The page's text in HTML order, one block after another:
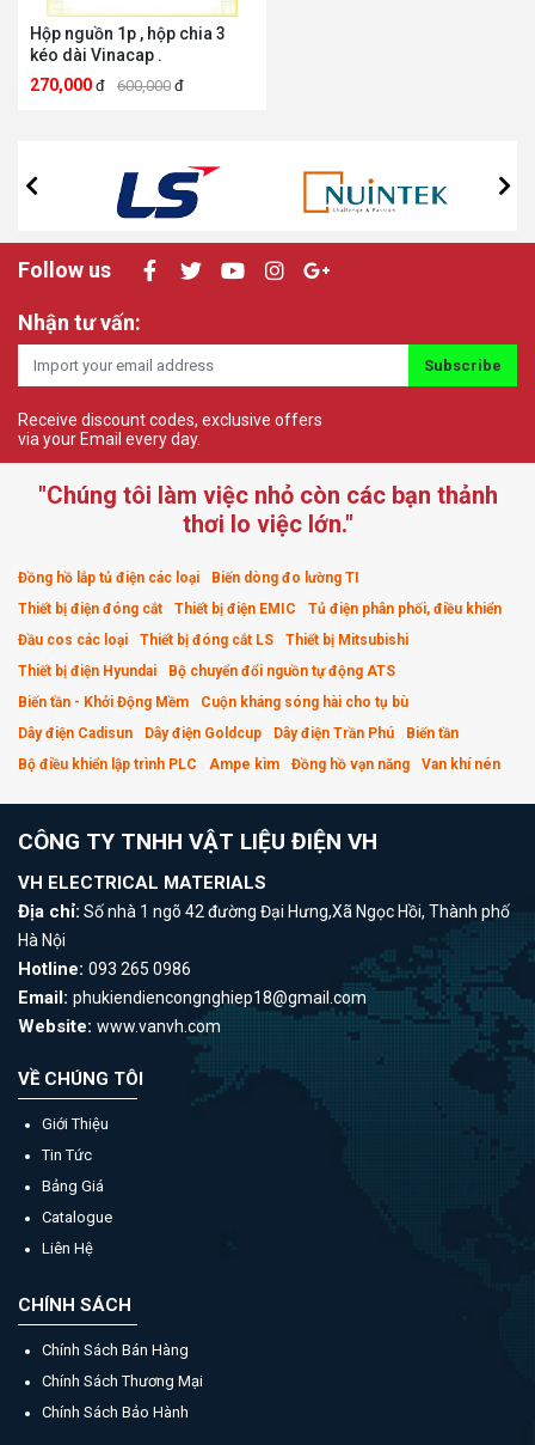
Hộp nguồn 1p , hộp chia 3
kéo dài Vinacap .
270,000 đ 600,000 đ
Follow us
Nhận tư vấn:
Subscribe
Receive discount codes, exclusive offers
via your Email every day.
"Chúng tôi làm việc nhỏ còn các bạn thảnh
thơi lo việc lớn."
Đồng hồ lắp tủ điện các loại
Biến dòng đo lường TI
Thiết bị điện đóng cắt
Thiết bị điện EMIC
Tủ điện phân phối, điều khiển
Đầu cos các loại
Thiết bị đóng cắt LS
Thiết bị Mitsubishi
Thiết bị điện Hyundai
Bộ chuyển đổi nguồn tự động ATS
Biến tần - Khởi Động Mềm
Cuộn kháng sóng hài cho tụ bù
Dây điện Cadisun
Dây điện Goldcup Dây điện Trần Phú
Biến tần
Bộ điều khiển lập trình PLC
Ampe kìm Đồng hồ vạn năng Van khí nén
CÔNG TY TNHH VẬT LIỆU ĐIỆN VH
VH ELECTRICAL MATERIALS
Địa chỉ: Số nhà 1 ngõ 42 đường Đại Hưng,Xã Ngọc Hồi, Thành phố
Hà Nội
Hotline: 093 265 0986
Email: phukiendiencongnghiep18@gmail.com
Website: www.vanvh.com
VỀ CHÚNG TÔI
Giới Thiệu
Tin Tức
Bảng Giá
Catalogue
Liên Hệ
CHÍNH SÁCH
Chính Sách Bán Hàng
Chính Sách Thương Mại
Chính Sách Bảo Hành